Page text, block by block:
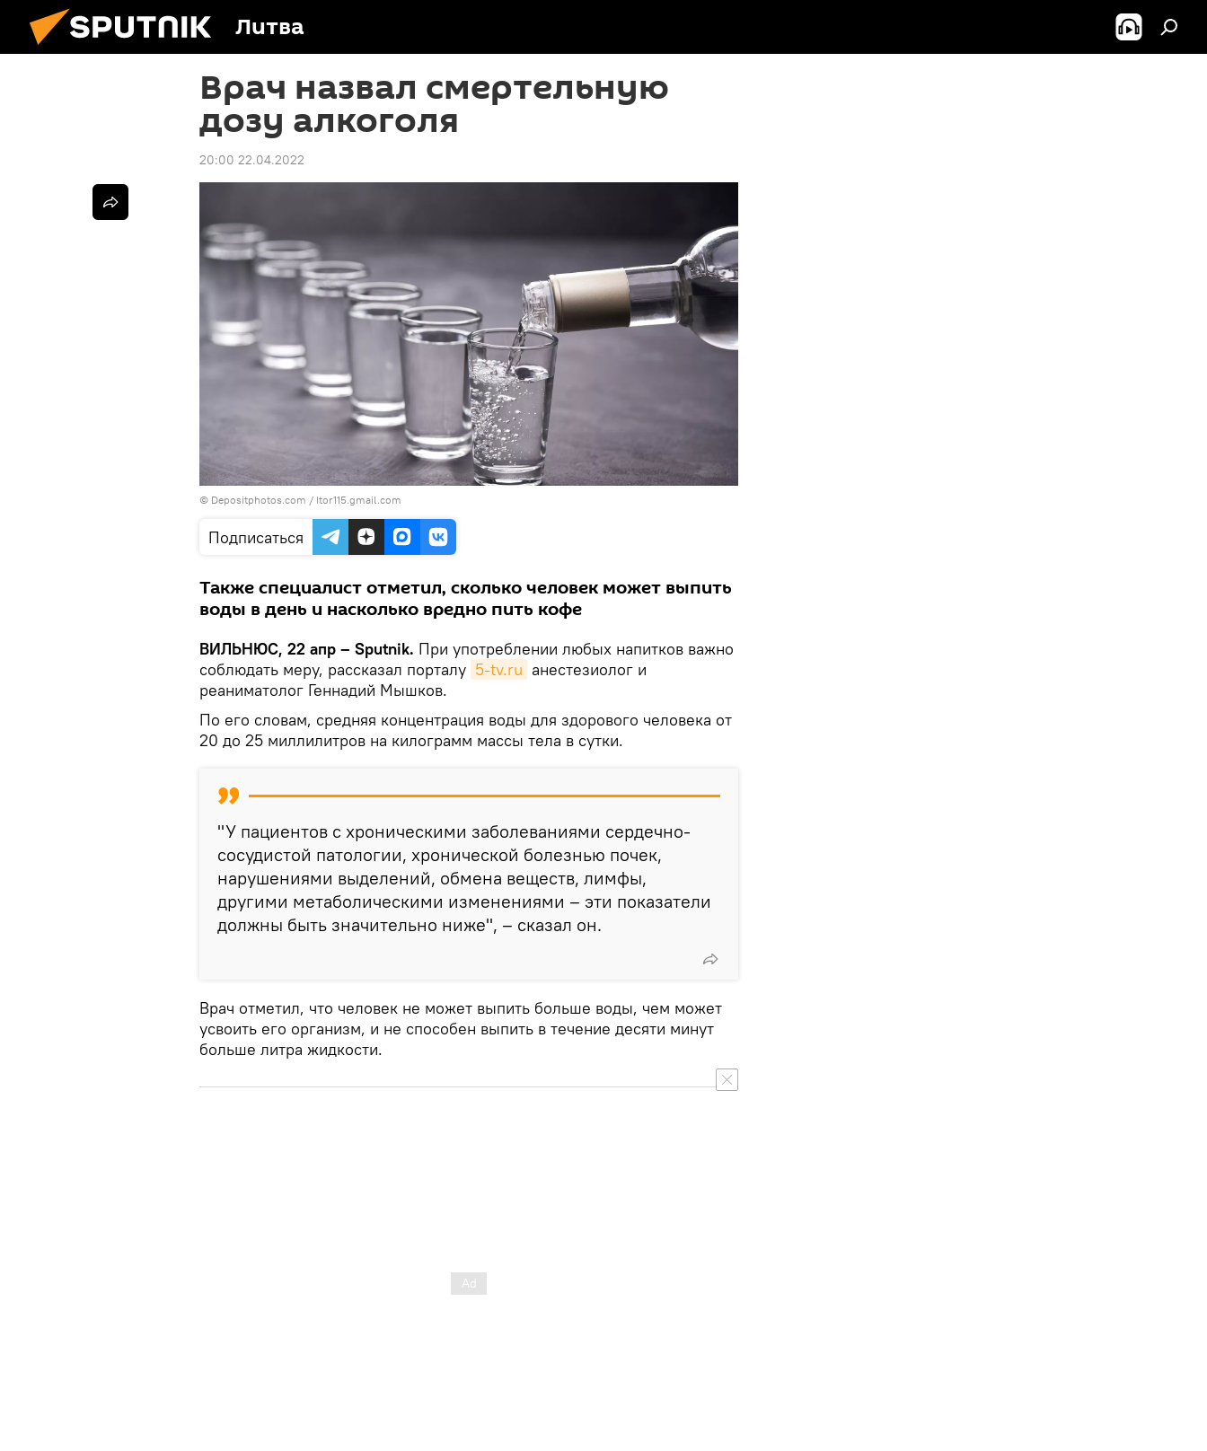
Литва
Врач назвал смертельную
дозу алкоголя
20:00 22.04.2022
© Depositphotos.com / Itor115.gmail.com
Подписаться
Также специалист отметил, сколько человек может выпить
воды в день и насколько вредно пить кофе
ВИЛЬНЮС, 22 апр – Sputnik. При употреблении любых напитков важно
соблюдать меру, рассказал порталу 5-tv.ru анестезиолог и
реаниматолог Геннадий Мышков.
По его словам, средняя концентрация воды для здорового человека от
20 до 25 миллилитров на килограмм массы тела в сутки.
"У пациентов с хроническими заболеваниями сердечно-
сосудистой патологии, хронической болезнью почек,
нарушениями выделений, обмена веществ, лимфы,
другими метаболическими изменениями – эти показатели
должны быть значительно ниже", – сказал он.
Врач отметил, что человек не может выпить больше воды, чем может
усвоить его организм, и не способен выпить в течение десяти минут
больше литра жидкости.